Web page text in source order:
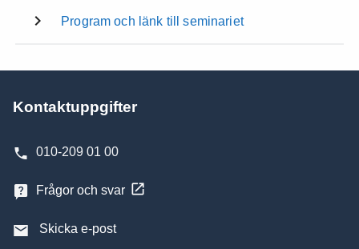
Program och länk till seminariet
Kontaktuppgifter
010-209 01 00
Frågor och svar
Skicka e-post